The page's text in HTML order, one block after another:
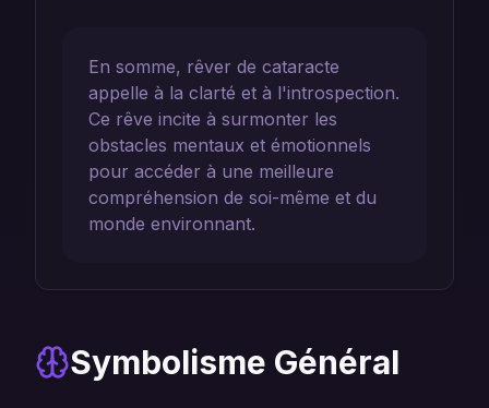
En somme, rêver de cataracte
appelle à la clarté et à l'introspection.
Ce rêve incite à surmonter les
obstacles mentaux et émotionnels
pour accéder à une meilleure
compréhension de soi-même et du
monde environnant.
Symbolisme Général